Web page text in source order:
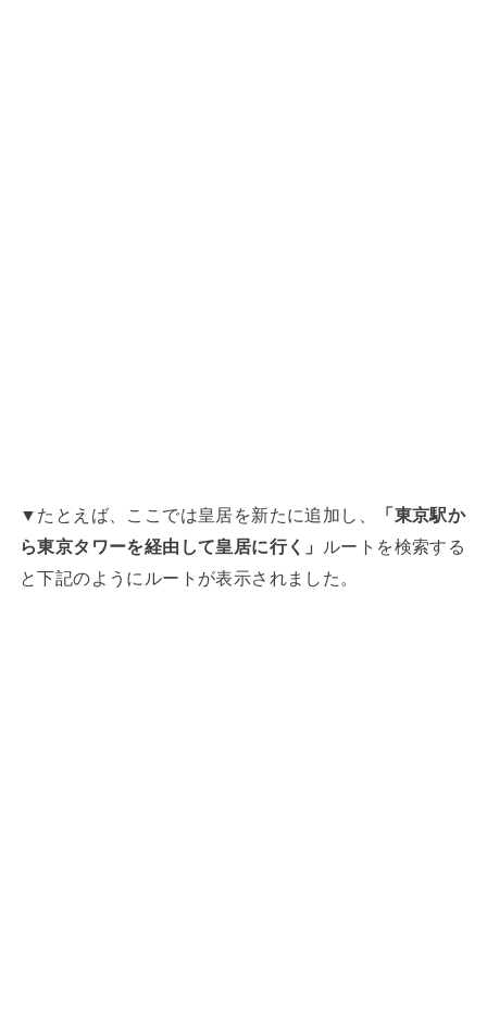
▼たとえば、ここでは皇居を新たに追加し、
「東京駅か
ら東京タワーを経由して皇居に行く」
ルートを検索する
と下記のようにルートが表示されました。